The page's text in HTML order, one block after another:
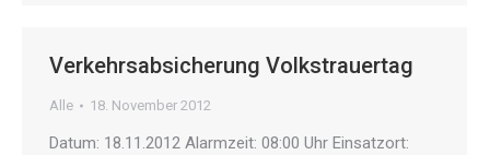
Verkehrsabsicherung Volkstrauertag
Alle 18. November 2012
Datum: 18.11.2012 Alarmzeit: 08:00 Uhr Einsatzort: